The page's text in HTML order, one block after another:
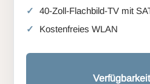
40-Zoll-Flachbild-TV mit
Kostenfreies WLAN